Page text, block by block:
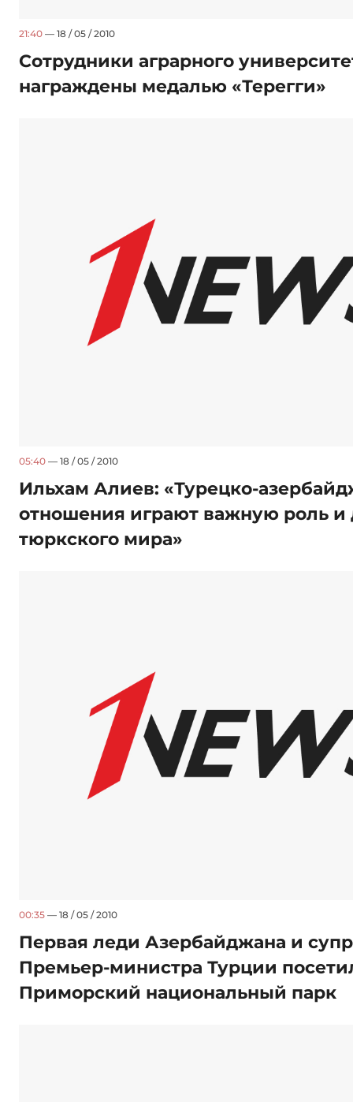
21:40 — 18 / 05 / 2010
Сотрудники аграрного
награждены медалью «Терегги»
05:40 — 18 / 05 / 2010
Ильхам Алиев: «Турецко-
отношения играют важную роль и
тюркского мира»
00:35 — 18 / 05 / 2010
Первая леди Азербайджана и
Премьер-министра Турции
Приморский национальный парк